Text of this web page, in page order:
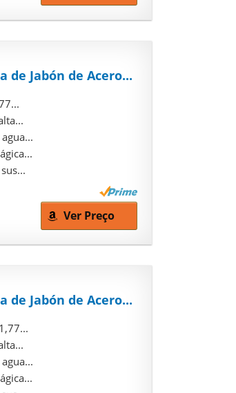
de Jabón de Acero...
Ver Preço
de Jabón de Acero...